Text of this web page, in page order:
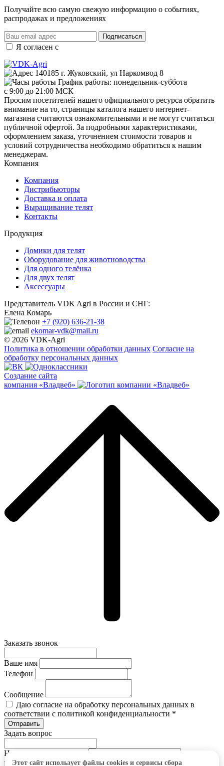
Получайте всю самую свежую информацию о событиях,
распродажах и предложениях
Подписаться
Я согласен с
140185 г. Жуковский, ул Наркомвод 8
График работы: понедельник-суббота
с 9:00 до 21:00 МСК
Просим посетителей нашего официального ресурса обратить
внимание на то, страницы каталога нашего интернет-
магазина считаются ознакомительными и не могут считаться
публичной офертой. За подробными характеристиками,
оформлением заказа, уточнением стоимости товаров и
условий сотрудничества необходимо обратиться к нашим
менеджерам.
Компания
Компания
Дистрибьюторы
Доставка и оплата
Выращивание телят
Контакты
Продукция
Домики для телят
Оборудование для животноводства
Для одного телёнка
Для двух телят
Аксессуары
Представитель VDK Agri в России и СНГ:
Елена Комарь
+7 (920) 636-21-38
ekomar-vdk@mail.ru
© 2026 VDK-Agri
Политика в отношении обработки данных Согласие на
обработку персональных данных
Создание сайта
компания «Владвеб»
Заказать звонок
Ваше имя
Телефон
Сообщение
Даю согласие на обработку персональных данных в
соответствии с политикой конфиденциальности *
Задать вопрос
Наименование позиции
Ваше имя
Этот сайт использует файлы cookies и сервисы сбора